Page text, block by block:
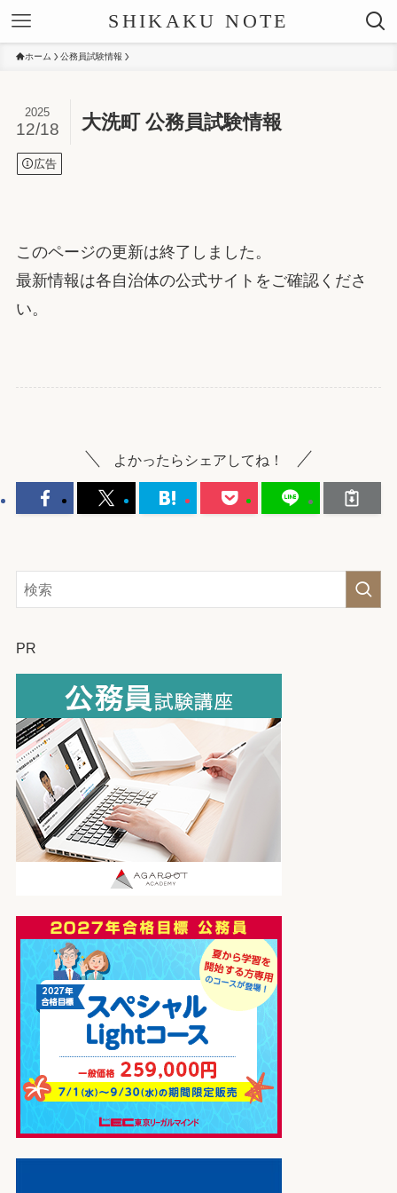
SHIKAKU NOTE
ホーム 公務員試験情報
大洗町 公務員試験情報
2025
12/18
広告
このページの更新は終了しました。
最新情報は各自治体の公式サイトをご確認くださ
い。
よかったらシェアしてね！
PR